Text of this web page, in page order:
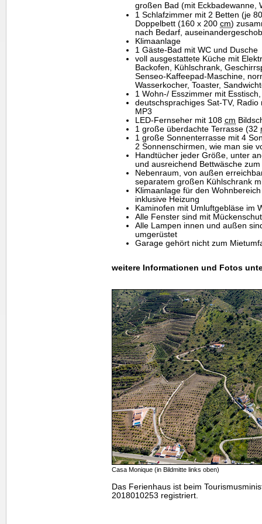
großen Bad (mit Eckbadewanne,
1 Schlafzimmer mit 2 Betten (je
Doppelbett (160 x 200 cm)
nach Bedarf,
Klimaanlage
1 Gäste-Bad mit WC und Dusche
voll ausgestattete Küche mit
Backofen, Kühlschrank,
Senseo-Kaffeepad-Maschine,
Wasserkocher, Toaster,
1 Wohn-/ Esszimmer mit
deutschsprachiges Sat-TV,
MP3
LED-Fernseher mit 108 cm
1 große überdachte Terrasse (32
1 große Sonnenterrasse mit 4
2 Sonnenschirmen, wie man sie
Handtücher jeder Größe, unter
und ausreichend Bettwäsche
Nebenraum, von außen
separatem großen Kühlschrank
Klimaanlage für den
inklusive Heizung
Kaminofen mit Umluftgebläse im
Alle Fenster sind mit
Alle Lampen innen und außen
umgerüstet
Garage gehört nicht zum
weitere Informationen und Fotos
Casa Monique (in Bildmitte links oben)
Das Ferienhaus ist beim
2018010253 registriert.